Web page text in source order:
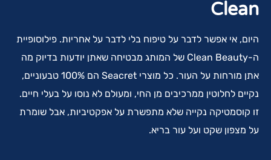
Clean
היום, אי אפשר לדבר על טיפוח בלי לדבר על אחריות. פילוסופיית
ה-Clean Beauty של המותג מבטיחה שאתן יודעות בדיוק מה
אתן מורחות על העור. כל מוצרי Seacret הם 100% טבעוניים,
נקיים לחלוטין ממרכיבים מן החי, ומעולם לא נוסו על בעלי חיים.
זו קוסמטיקה נקייה שלא מתפשרת על אפקטיביות, אבל שומרת
על מצפון שקט ועל עור בריא.